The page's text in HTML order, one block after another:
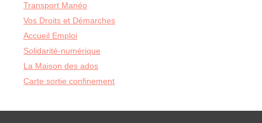
Transport Manéo
Vos Droits et Démarches
Accueil Emploi
Solidarité-numérique
La Maison des ados
Carte sortie confinement